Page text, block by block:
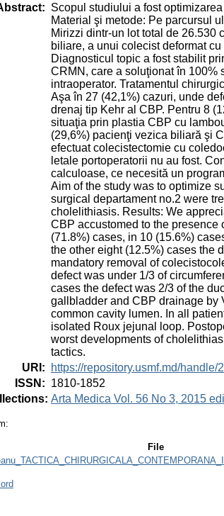
: Scopul studiului a fost
Material şi metode: Pe parcursul
Mirizzi dintr-un lot total de 26.530
biliare, a unui colecist deformat
Diagnosticul topic a fost stabilit
CRMN, care a soluţionat în 100%
intraoperator. Tratamentul
Aşa în 27 (42,1%) cazuri, unde
drenaj tip Kehr al CBP. Pentru 8
situaţia prin plastia CBP cu
(29,6%) pacienţi vezica biliară şi
efectuat colecistectomie cu
letale portoperatorii nu au fost.
calculoase, ce necesită un
Aim of the study was to optimize
surgical departament no.2 were
cholelithiasis. Results: We
CBP accustomed to the presence
(71.8%) cases, in 10 (15.6%)
the other eight (12.5%) cases the
mandatory removal of
defect was under 1/3 of
cases the defect was 2/3 of the
gallbladder and CBP drainage by
common cavity lumen. In all
isolated Roux jejunal loop.
worst developments of
tactics.
URI :
https://repository.usmf.md/handle/
ISSN : 1810-1852
Arta Medica Vol. 56 No 3, 2015
File